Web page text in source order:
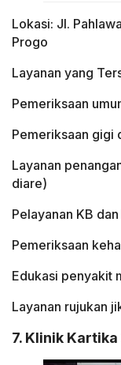
Lokasi: Jl.
Progo
Layanan yang
Pemeriksaan
Pemeriksaan gigi
Layanan
diare)
Pelayanan KB
Pemeriksaan
Edukasi penyakit
Layanan rujukan
7. Klinik Kartika